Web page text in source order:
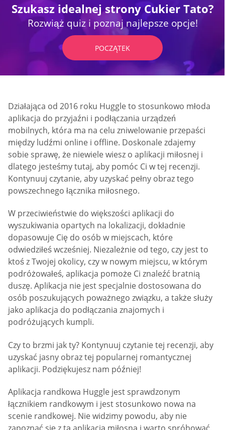
Szukasz idealnej strony Cukier Tato?
Rozwiąż quiz i poznaj najlepsze opcje!
POCZĄTEK
Działająca od 2016 roku Huggle to stosunkowo młoda
aplikacja do przyjaźni i podłączania urządzeń
mobilnych, która ma na celu zniwelowanie przepaści
między ludźmi online i offline. Doskonale zdajemy
sobie sprawę, że niewiele wiesz o aplikacji miłosnej i
dlatego jesteśmy tutaj, aby pomóc Ci w tej recenzji.
Kontynuuj czytanie, aby uzyskać pełny obraz tego
powszechnego łącznika miłosnego.
W przeciwieństwie do większości aplikacji do
wyszukiwania opartych na lokalizacji, dokładnie
dopasowuje Cię do osób w miejscach, które
odwiedziłeś wcześniej. Niezależnie od tego, czy jest to
ktoś z Twojej okolicy, czy w nowym miejscu, w którym
podróżowałeś, aplikacja pomoże Ci znaleźć bratnią
duszę. Aplikacja nie jest specjalnie dostosowana do
osób poszukujących poważnego związku, a także służy
jako aplikacja do podłączania znajomych i
podróżujących kumpli.
Czy to brzmi jak ty? Kontynuuj czytanie tej recenzji, aby
uzyskać jasny obraz tej popularnej romantycznej
aplikacji. Podziękujesz nam później!
Aplikacja randkowa Huggle jest sprawdzonym
łącznikiem randkowym i jest stosunkowo nowa na
scenie randkowej. Nie widzimy powodu, aby nie